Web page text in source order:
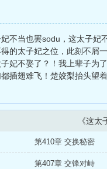
不当也罢sodu，这太子
的太子妃之位，此刻不屑
不娶了？！我上辈子为
插翅难飞！楚姣梨抬头望
《这
第410章 交换秘密
第407章 交锋对峙